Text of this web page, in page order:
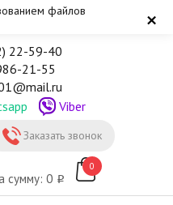
×
файлов
22-59-40
21-55
Viber
Заказать звонок
сумму: 0
0